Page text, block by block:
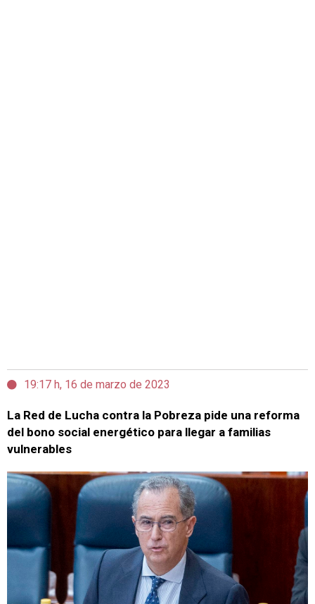
19:17 h, 16 de marzo de 2023
La Red de Lucha contra la Pobreza pide una reforma
del bono social energético para llegar a familias
vulnerables